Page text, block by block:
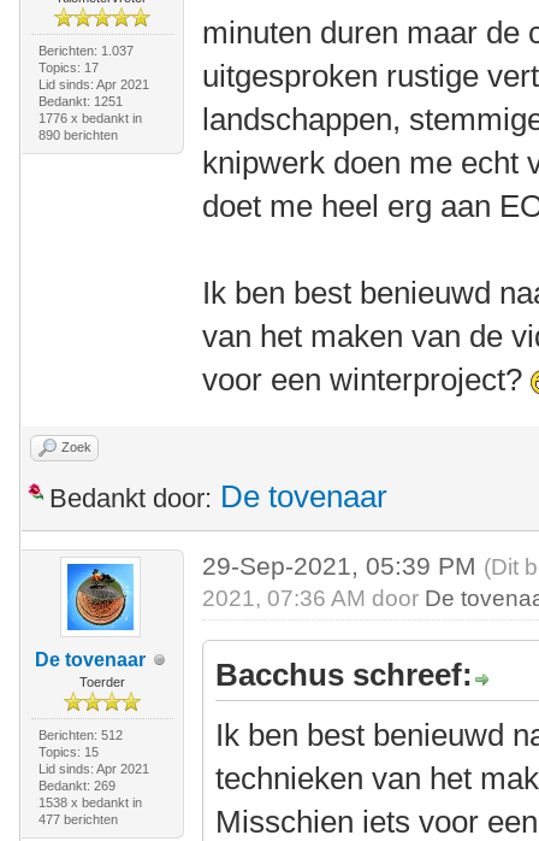
Berichten: 1.037
Topics: 17
Lid sinds: Apr 2021
Bedankt: 1251
1776 x bedankt in
890 berichten
minuten duren maar de
uitgesproken rustige
landschappen,
knipwerk doen me echt
doet me heel erg aan
Ik ben best benieuwd
van het maken van de
voor een winterproject?
Zoek
Bedankt door: De tovenaar
De tovenaar
Toerder
Berichten: 512
Topics: 15
Lid sinds: Apr 2021
Bedankt: 269
1538 x bedankt in
477 berichten
29-Sep-2021, 05:39 PM (Dit
2021, 07:36 AM door De
Bacchus schreef:
Ik ben best benieuwd
technieken van het
Misschien iets voor